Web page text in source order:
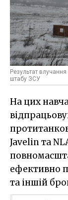
Результат
штабу ЗСУ
На цих
Javelin та
ефективно
та іншій